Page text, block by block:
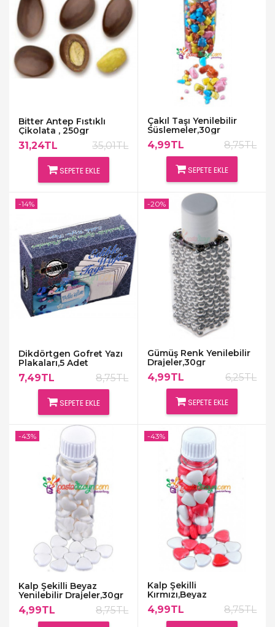
Bitter Antep Fıstıklı
Çikolata , 250gr
31,24TL 35,01TL
SEPETE EKLE
Çakıl Taşı Yenilebilir
Süslemeler,30gr
4,99TL 8,75TL
SEPETE EKLE
Dikdörtgen Gofret Yazı
Plakaları,5 Adet
7,49TL 8,75TL
SEPETE EKLE
-14%
Gümüş Renk Yenilebilir
Drajeler,30gr
4,99TL 6,25TL
SEPETE EKLE
-20%
Kalp Şekilli Beyaz
Yenilebilir Drajeler,30gr
4,99TL 8,75TL
-43%
Kalp Şekilli
Kırmızı,Beyaz
Drajeler,30gr
4,99TL 8,75TL
-43%